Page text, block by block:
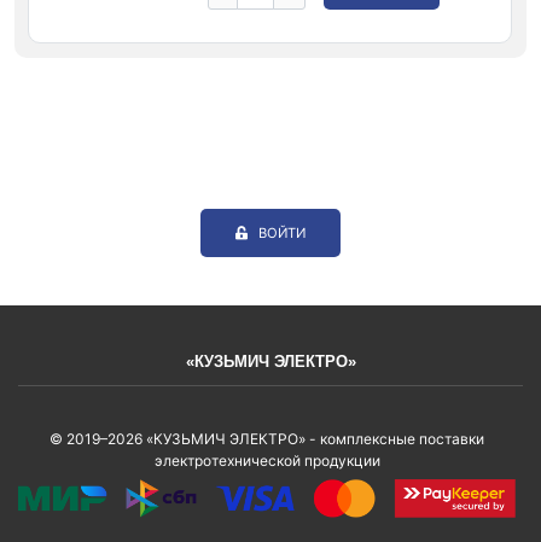
ВОЙТИ
«КУЗЬМИЧ ЭЛЕКТРО»
© 2019–2026 «КУЗЬМИЧ ЭЛЕКТРО» - комплексные поставки
электротехнической продукции